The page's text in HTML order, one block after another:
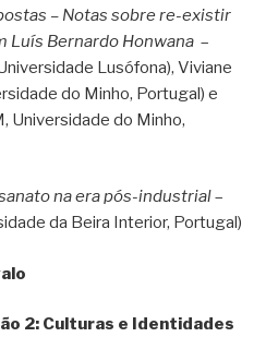
– Notas sobre re-existir
Luís Bernardo Honwana –
Lusófona), Viviane
do Minho, Portugal) e
Universidade do Minho,
na era pós-industrial–
da Beira Interior, Portugal)
2: Culturas e Identidades